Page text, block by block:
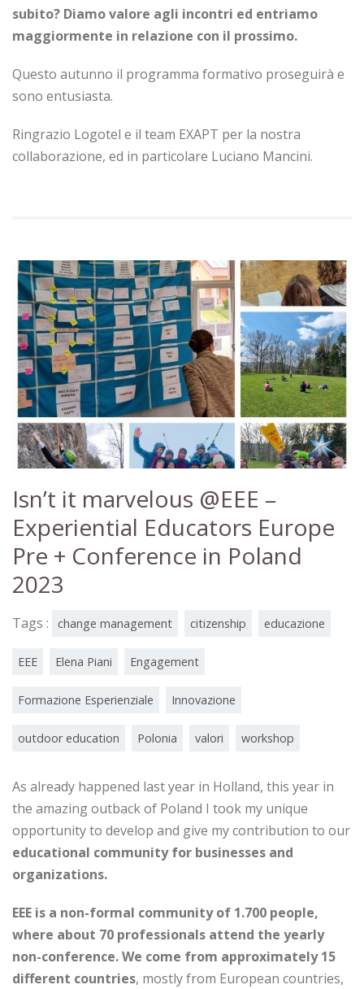
subito? Diamo valore agli incontri ed entriamo
maggiormente in relazione con il prossimo.
Questo autunno il programma formativo proseguirà e
sono entusiasta.
Ringrazio Logotel e il team EXAPT per la nostra
collaborazione, ed in particolare Luciano Mancini.
Isn’t it marvelous @EEE –
Experiential Educators Europe
Pre + Conference in Poland
2023
Tags : change management citizenship educazione
EEE Elena Piani Engagement
Formazione Esperienziale Innovazione
outdoor education Polonia valori workshop
As already happened last year in Holland, this year in
the amazing outback of Poland I took my unique
opportunity to develop and give my contribution to our
educational community for businesses and
organizations.
EEE is a non-formal community of 1.700 people,
where about 70 professionals attend the yearly
non-conference. We come from approximately 15
different countries, mostly from European countries,